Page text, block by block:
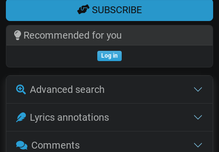
SUBSCRIBE
Recommended for you
Log in
Advanced search
Lyrics annotations
Comments